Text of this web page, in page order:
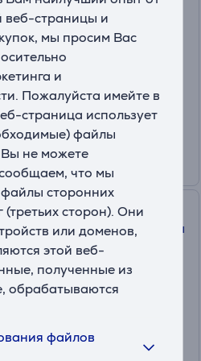
веб-страницы и
мы просим Вас
и
Пожалуйста имейте в
страница использует
файлы
Вы не можете
что мы
сторонних
(третьих сторон). Они
или доменов,
этой веб-
полученные из
обрабатываются
файлов
На складе
.99 €
89 Dore, 250 сл -
для мытья пола для
пылесоса
На складе
.99 €